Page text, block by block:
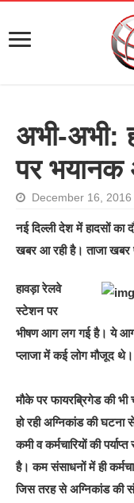
अभी-अभी:
पर
December 16, 2016
नई दिल्ली देश में हादसों का
खबर आ रही है। ताजा खबर
हावड़ा रेलवे
स्टेशन पर
भीषण आग लग गई है। ये
प्लाजा में कई लोग मौजूद
मौके पर फायरब्रिगेड की भी
हो रही अग्निकांड की
कमी व कर्मचारियों की
है। कम संसाधनों में ही
जिस तरह से अग्निकांड की